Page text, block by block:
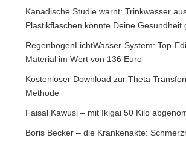
Kanadische Studie warnt: Trinkwasser
Plastikflaschen könnte Deine Gesundheit
RegenbogenLichtWasser-System: Top-
Material im Wert von 136 Euro
Kostenloser Download zur Theta
Methode
Faisal Kawusi – mit Ikigai 50 Kilo
Boris Becker – die Krankenakte: